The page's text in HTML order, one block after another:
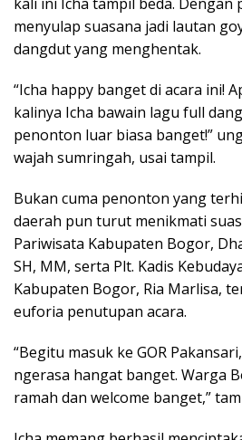
menyulap suasana jadi lautan
dangdut yang menghentak.
“Icha happy banget di acara ini!
kalinya Icha bawain lagu full
penonton luar biasa banget!”
wajah sumringah, usai tampil.
Bukan cuma penonton yang
daerah pun turut menikmati
Pariwisata Kabupaten Bogor,
SH, MM, serta Plt. Kadis
Kabupaten Bogor, Ria Marlisa,
euforia penutupan acara.
“Begitu masuk ke GOR
ngerasa hangat banget. Warga
ramah dan welcome banget,”